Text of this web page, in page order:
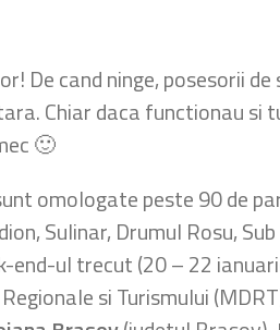
De cand ninge, posesorii
Chiar daca functionau si
🙂
omologate peste 90 de
Sulinar, Drumul Rosu,
end-ul trecut (20 – 22
si Turismului